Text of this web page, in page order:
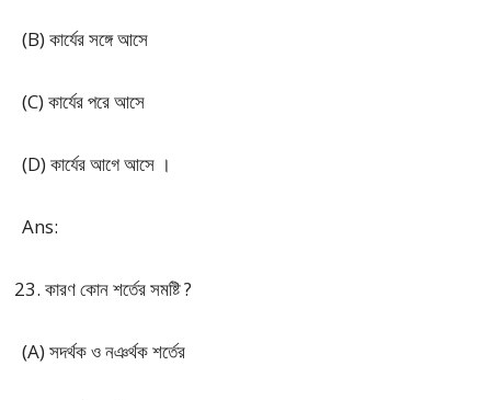
(B) কার্যের সঙ্গে আসে
(C) কার্যের পরে আসে
(D) কার্যের আগে আসে ।
Ans:
কারণ কোন শর্তের সমষ্টি ?
(A) সদর্থক ও নঞর্থক শর্তের